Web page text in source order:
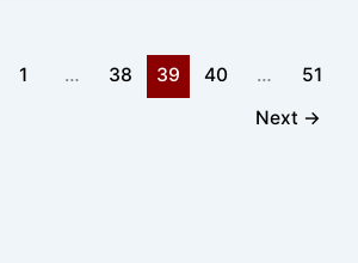
1 … 38 39 40 …
51
Next →